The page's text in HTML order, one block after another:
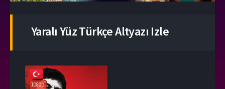
Yaralı Yüz Türkçe Altyazı Izle
1080p